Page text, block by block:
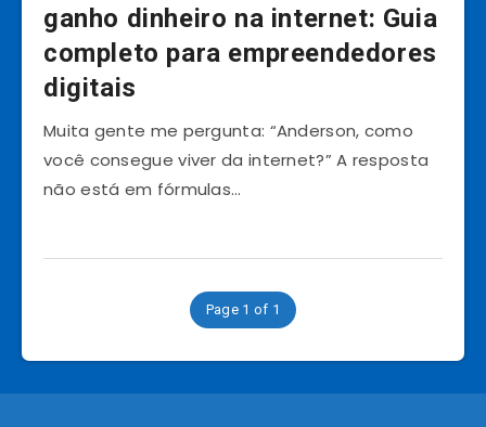
ganho dinheiro na internet: Guia
completo para empreendedores
digitais
Muita gente me pergunta: “Anderson, como
você consegue viver da internet?” A resposta
não está em fórmulas…
Page 1 of 1